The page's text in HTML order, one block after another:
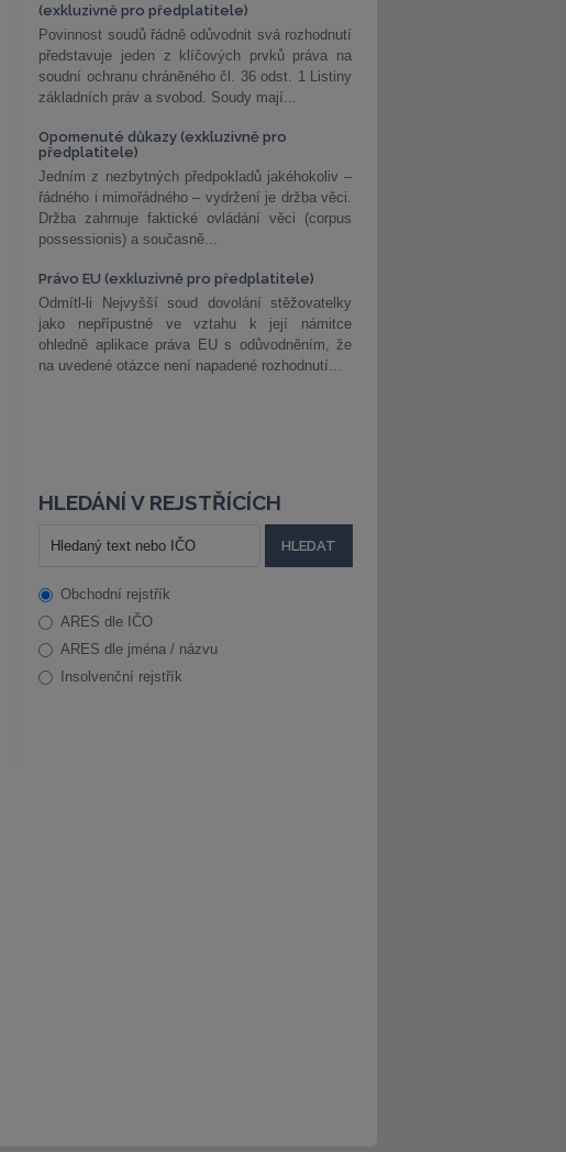
(exkluzivně pro předplatitele)
Povinnost soudů řádně odůvodnit svá rozhodnutí
představuje jeden z klíčových prvků práva na
soudní ochranu chráněného čl. 36 odst. 1 Listiny
základních práv a svobod. Soudy mají...
Opomenuté důkazy (exkluzivně pro
předplatitele)
Jedním z nezbytných předpokladů jakéhokoliv –
řádného i mimořádného – vydržení je držba věci.
Držba zahrnuje faktické ovládání věci (corpus
possessionis) a současně...
Právo EU (exkluzivně pro předplatitele)
Odmítl-li Nejvyšší soud dovolání stěžovatelky
jako nepřípustné ve vztahu k její námitce
ohledně aplikace práva EU s odůvodněním, že
na uvedené otázce není napadené rozhodnutí...
HLEDÁNÍ V REJSTŘÍCÍCH
Obchodní rejstřík
ARES dle IČO
ARES dle jména / názvu
Insolvenční rejstřík